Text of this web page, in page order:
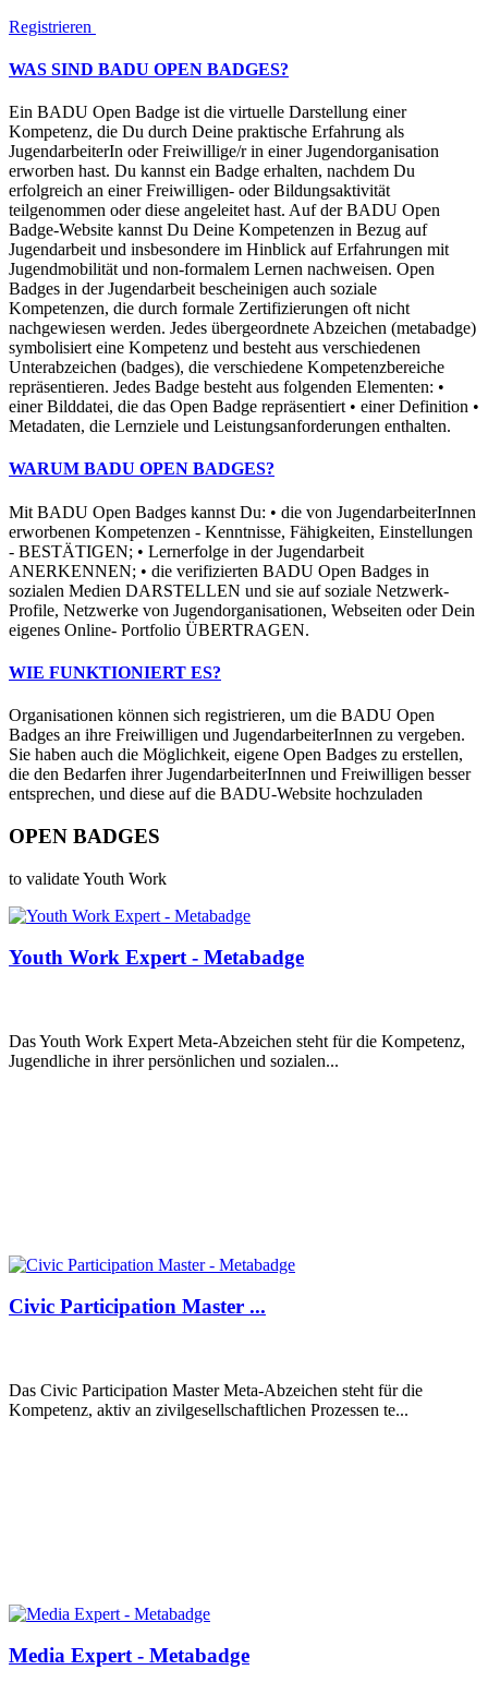
Registrieren
WAS SIND BADU OPEN BADGES?
Ein BADU Open Badge ist die virtuelle Darstellung einer
Kompetenz, die Du durch Deine praktische Erfahrung als
JugendarbeiterIn oder Freiwillige/r in einer Jugendorganisation
erworben hast. Du kannst ein Badge erhalten, nachdem Du
erfolgreich an einer Freiwilligen- oder Bildungsaktivität
teilgenommen oder diese angeleitet hast. Auf der BADU Open
Badge-Website kannst Du Deine Kompetenzen in Bezug auf
Jugendarbeit und insbesondere im Hinblick auf Erfahrungen mit
Jugendmobilität und non-formalem Lernen nachweisen. Open
Badges in der Jugendarbeit bescheinigen auch soziale
Kompetenzen, die durch formale Zertifizierungen oft nicht
nachgewiesen werden. Jedes übergeordnete Abzeichen (metabadge)
symbolisiert eine Kompetenz und besteht aus verschiedenen
Unterabzeichen (badges), die verschiedene Kompetenzbereiche
repräsentieren. Jedes Badge besteht aus folgenden Elementen: •
einer Bilddatei, die das Open Badge repräsentiert • einer Definition •
Metadaten, die Lernziele und Leistungsanforderungen enthalten.
WARUM BADU OPEN BADGES?
Mit BADU Open Badges kannst Du: • die von JugendarbeiterInnen
erworbenen Kompetenzen - Kenntnisse, Fähigkeiten, Einstellungen
- BESTÄTIGEN; • Lernerfolge in der Jugendarbeit
ANERKENNEN; • die verifizierten BADU Open Badges in
sozialen Medien DARSTELLEN und sie auf soziale Netzwerk-
Profile, Netzwerke von Jugendorganisationen, Webseiten oder Dein
eigenes Online- Portfolio ÜBERTRAGEN.
WIE FUNKTIONIERT ES?
Organisationen können sich registrieren, um die BADU Open
Badges an ihre Freiwilligen und JugendarbeiterInnen zu vergeben.
Sie haben auch die Möglichkeit, eigene Open Badges zu erstellen,
die den Bedarfen ihrer JugendarbeiterInnen und Freiwilligen besser
entsprechen, und diese auf die BADU-Website hochzuladen
OPEN BADGES
to validate Youth Work
Youth Work Expert - Metabadge
Das Youth Work Expert Meta-Abzeichen steht für die Kompetenz,
Jugendliche in ihrer persönlichen und sozialen...
Civic Participation Master ...
Das Civic Participation Master Meta-Abzeichen steht für die
Kompetenz, aktiv an zivilgesellschaftlichen Prozessen te...
Media Expert - Metabadge